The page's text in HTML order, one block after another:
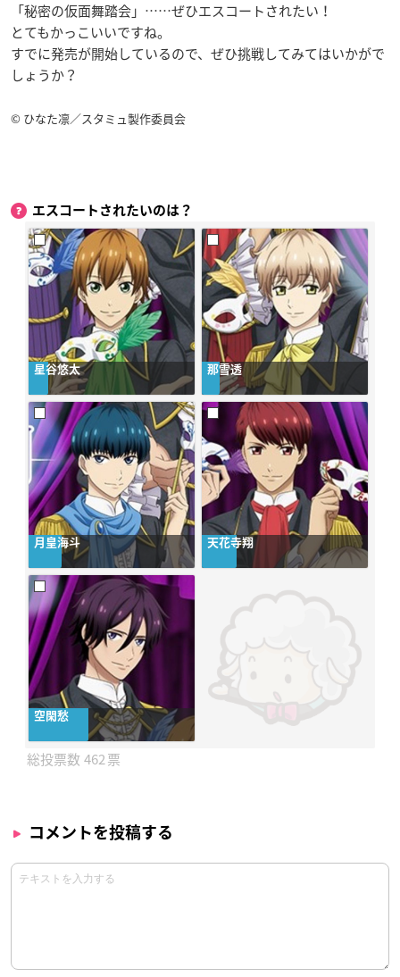
「秘密の仮面舞踏会」……ぜひエスコートされたい！
とてもかっこいいですね。
すでに発売が開始しているので、ぜひ挑戦してみてはいかがで
しょうか？
© ひなた凛／スタミュ製作委員会
エスコートされたいのは？
星谷悠太 那雪透
月皇海斗 天花寺翔
空閑愁
462
コメントを投稿する